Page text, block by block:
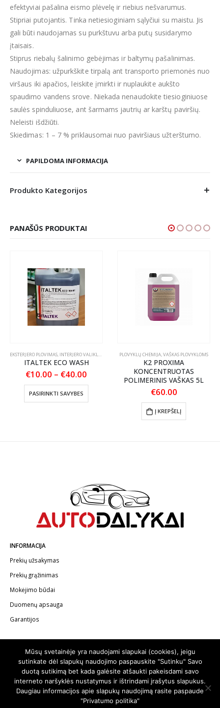
efektyviai pašalina eismo plėvelę ir riebius nešvarumus.
Stipriai putojantis. Tinka netiesioginiam sąlyčiui su maistu. Jis
gali būti naudojamas su purkštuvu arba putų susidarymo
įtaisais.
Stiprus riebalų šalinimo gebėjimas ir baltymų pašalinimas.
Naudojimas: užpurkškite tirpalą ant transporto priemonės nuo
viršaus iki apačios, leiskite įmirkti ir nuplaukite aukšto
spaudimo vandens srove. Niekada nenaudokite tiesioginiuose
saulės spinduliuose, ant šarmams jautrių ar karštų paviršių.
Neleisti išdžiūti.
Skiedimas: 1 – 7 % priklausomai nuo paviršiaus užterštumo.
PAPILDOMA INFORMACIJA
Produkto Kategorijos
PANAŠŪS PRODUKTAI
PLOVIMAS,PLOVYKLŲ CHEMIJA,ŠAMPŪNAI IR AKTYVIOS PUTOS
EKSTERJERO PLOVIMAS, INTERJERO VALIKLIAI PLOVYKLŲ CHEMIJA
ITALTEK ECO WASH
€10.00 – €40.00
€40.00
PASIRINKTI SAVYBES
This product has multiple variants. The options may be chosen on the product page
PLOVYKLŲ CHEMIJA,VAŠKAS PLOVYKLOMS
K2 PROXIMA
KONCENTRUOTAS
POLIMERINIS VAŠKAS 5L
€60.00
Į KREPŠELĮ
INFORMACIJA
Prekių užsakymas
Prekių grąžinimas
Mokėjimo būdai
Duomenų apsauga
Garantijos
KONTAKTAI
Telefonas: +370 602 62622
El.paštas: info@autodalykai.lt
Mūsų svetainėje yra naudojami slapukai (cookies), jeigu
sutinkate dėl slapukų naudojimo paspauskite "Sutinku" Savo
duotą sutikimą bet kada galėsite atšaukti pakeisdami savo
interneto naršyklės nustatymus ir ištrindami įrašytus slapukus.
Daugiau informacijos apie slapukų naudojimą rasite paspaude
"Privatumo politika"